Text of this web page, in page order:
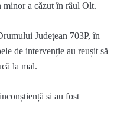
minor a căzut în râul Olt.
Județean 703P, în
de intervenție au reușit să
la mal.
si au fost